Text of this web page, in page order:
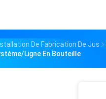
De Fabrication De Jus
ligne En Bouteille